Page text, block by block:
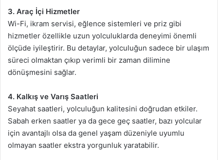
3. Araç İçi Hizmetler
Wi-Fi, ikram servisi, eğlence sistemleri ve priz gibi
hizmetler özellikle uzun yolculuklarda deneyimi önemli
ölçüde iyileştirir. Bu detaylar, yolculuğun sadece bir ulaşım
süreci olmaktan çıkıp verimli bir zaman dilimine
dönüşmesini sağlar.
4. Kalkış ve Varış Saatleri
Seyahat saatleri, yolculuğun kalitesini doğrudan etkiler.
Sabah erken saatler ya da gece geç saatler, bazı yolcular
için avantajlı olsa da genel yaşam düzeniyle uyumlu
olmayan saatler ekstra yorgunluk yaratabilir.